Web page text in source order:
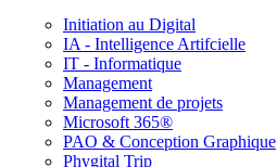
Initiation au Digital
IA - Intelligence Artifcielle
IT - Informatique
Management
Management de projets
Microsoft 365®
PAO & Conception Graphique
Phygital Trip